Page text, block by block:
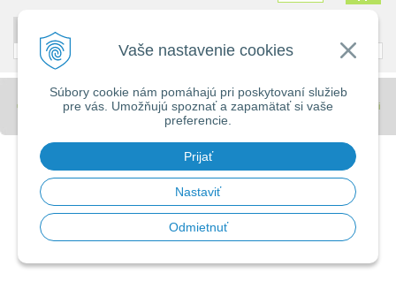
Vaše nastavenie cookies
Súbory cookie nám pomáhajú pri poskytovaní služieb
pre vás. Umožňujú spoznať a zapamätať si vaše
preferencie.
Prijať
Nastaviť
Odmietnuť
DETAILNÝ POPIS
© 2026 Stavebniny - DUMA •tvorba eshopu cez UNIobchod,webhostingspoločnosti
WEBYGROUP